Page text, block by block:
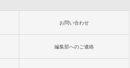
お問い合わせ
編集部へのご連絡